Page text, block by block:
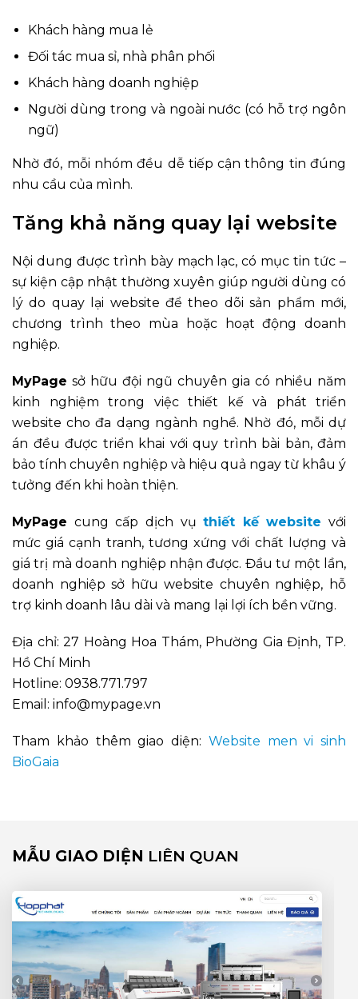
Khách hàng mua lẻ
Đối tác mua sỉ, nhà phân phối
Khách hàng doanh nghiệp
Người dùng trong và ngoài nước (có hỗ trợ ngôn
ngữ)
Nhờ đó, mỗi nhóm đều dễ tiếp cận thông tin đúng
nhu cầu của mình.
Tăng khả năng quay lại website
Nội dung được trình bày mạch lạc, có mục tin tức –
sự kiện cập nhật thường xuyên giúp người dùng có
lý do quay lại website để theo dõi sản phẩm mới,
chương trình theo mùa hoặc hoạt động doanh
nghiệp.
MyPage sở hữu đội ngũ chuyên gia có nhiều năm
kinh nghiệm trong việc thiết kế và phát triển
website cho đa dạng ngành nghề. Nhờ đó, mỗi dự
án đều được triển khai với quy trình bài bản, đảm
bảo tính chuyên nghiệp và hiệu quả ngay từ khâu ý
tưởng đến khi hoàn thiện.
MyPage cung cấp dịch vụthiết kế website với
mức giá cạnh tranh, tương xứng với chất lượng và
giá trị mà doanh nghiệp nhận được. Đầu tư một lần,
doanh nghiệp sở hữu website chuyên nghiệp, hỗ
trợ kinh doanh lâu dài và mang lại lợi ích bền vững.
Địa chỉ:27 Hoàng Hoa Thám, Phường Gia Định, TP.
Hồ Chí Minh
Hotline: 0938.771.797
Email: info@mypage.vn
Tham khảo thêm giao diện: Website men vi sinh
BioGaia
MẪU GIAO DIỆN LIÊN QUAN